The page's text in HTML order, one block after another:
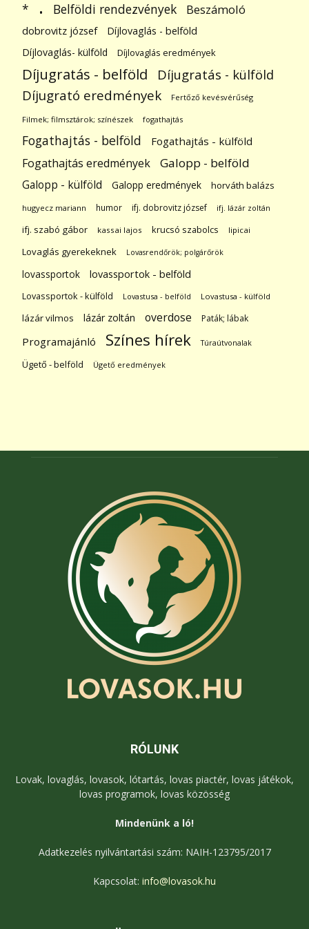
* . Belföldi rendezvények Beszámoló
dobrovitz józsef
Díjlovaglás - belföld
Díjlovaglás- külföld
Díjlovaglás eredmények
Díjugratás - belföld Díjugratás - külföld
Díjugrató eredmények Fertőző kevésvérűség
Filmek; filmsztárok; színészek fogathajtás
Fogathajtás - belföld Fogathajtás - külföld
Fogathajtás eredmények Galopp - belföld
Galopp - külföld Galopp eredmények horváth balázs
hugyecz mariann humor ifj. dobrovitz józsef ifj. lázár zoltán
ifj. szabó gábor kassai lajos krucsó szabolcs lipicai
Lovaglás gyerekeknek Lovasrendőrök; polgárőrök
lovassportok lovassportok - belföld
Lovassportok - külföld Lovastusa - belföld Lovastusa - külföld
lázár vilmos lázár zoltán overdose Paták; lábak
Programajánló Színes hírek Túraútvonalak
Ügető - belföld Ügető eredmények
RÓLUNK
Lovak, lovaglás, lovasok, lótartás, lovas piactér, lovas játékok,
lovas programok, lovas közösség
Mindenünk a ló!
Adatkezelés nyilvántartási szám: NAIH-123795/2017
Kapcsolat: info@lovasok.hu